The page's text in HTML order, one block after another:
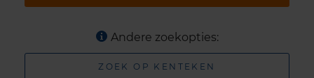
Andere zoekopties:
ZOEK OP KENTEKEN